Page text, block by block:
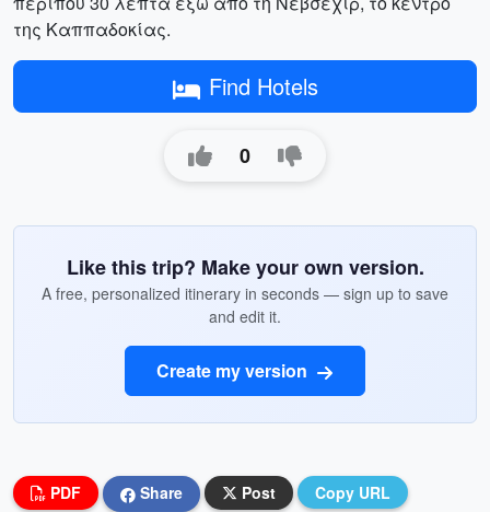
της Καππαδοκίας.
Find Hotels
0
Like this trip? Make your own version.
A free, personalized itinerary in seconds — sign up to save
and edit it.
Create my version
PDF Share Post Copy URL